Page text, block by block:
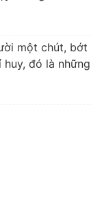
một chút, bớt
đó là những